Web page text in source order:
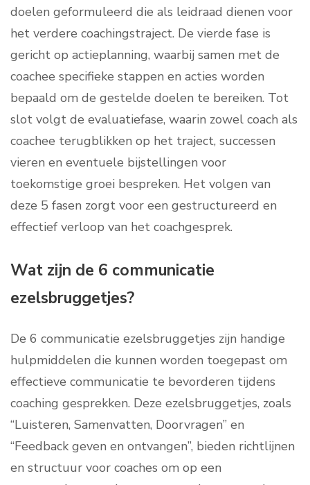
doelen geformuleerd die als leidraad dienen voor
het verdere coachingstraject. De vierde fase is
gericht op actieplanning, waarbij samen met de
coachee specifieke stappen en acties worden
bepaald om de gestelde doelen te bereiken. Tot
slot volgt de evaluatiefase, waarin zowel coach als
coachee terugblikken op het traject, successen
vieren en eventuele bijstellingen voor
toekomstige groei bespreken. Het volgen van
deze 5 fasen zorgt voor een gestructureerd en
effectief verloop van het coachgesprek.
Wat zijn de 6 communicatie
ezelsbruggetjes?
De 6 communicatie ezelsbruggetjes zijn handige
hulpmiddelen die kunnen worden toegepast om
effectieve communicatie te bevorderen tijdens
coaching gesprekken. Deze ezelsbruggetjes, zoals
“Luisteren, Samenvatten, Doorvragen” en
“Feedback geven en ontvangen”, bieden richtlijnen
en structuur voor coaches om op een